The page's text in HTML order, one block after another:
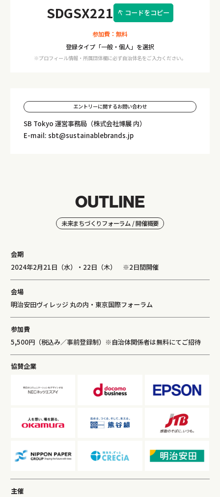
SDGSX221 コードをコピー
参加費：無料
登録タイプ「一般・個人」を選択
※プロフィール情報・所属団体欄に必ず自治体名をご入力ください。
エントリーに関するお問い合わせ
SB Tokyo 運営事務局（株式会社博展 内）
E-mail: sbt@sustainablebrands.jp
OUTLINE
未来まちづくりフォーラム / 開催概要
会期
2024年2月21日（水）・22日（木） ※2日間開催
会場
明治安田ヴィレッジ 丸の内・東京国際フォーラム
参加費
5,500円（税込み／事前登録制）※自治体関係者は無料にてご招待
協賛企業
主催